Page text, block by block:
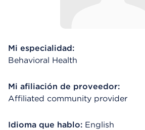
Mi especialidad:
Behavioral Health
Mi afiliación de proveedor:
Affiliated community provider
Idioma que hablo: English